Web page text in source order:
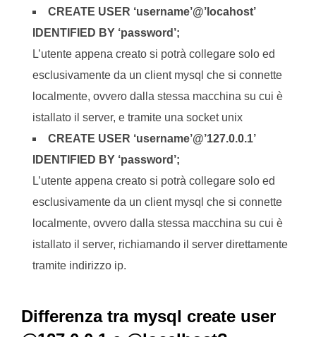
CREATE USER ‘username’@’locahost’
IDENTIFIED BY ‘password’;
L’utente appena creato si potrà collegare solo ed
esclusivamente da un client mysql che si connette
localmente, ovvero dalla stessa macchina su cui è
istallato il server, e tramite una socket unix
CREATE USER ‘username’@’127.0.0.1’
IDENTIFIED BY ‘password’;
L’utente appena creato si potrà collegare solo ed
esclusivamente da un client mysql che si connette
localmente, ovvero dalla stessa macchina su cui è
istallato il server, richiamando il server direttamente
tramite indirizzo ip.
Differenza tra mysql create user